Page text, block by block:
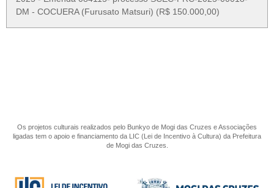
DM - COCUERA (Furusato Matsuri) (R$ 150.000,00)
Os projetos culturais realizados pelo Bunkyo de Mogi das Cruzes e Associações
ligadas tem o apoio e financiamento da LIC (Lei de Incentivo à Cultura) da Prefeitura
de Mogi das Cruzes.